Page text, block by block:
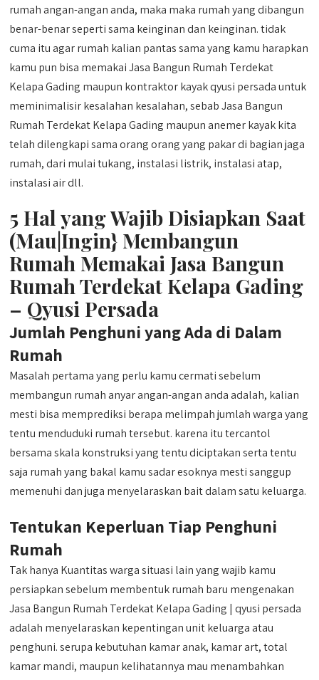
rumah angan-angan anda, maka maka rumah yang dibangun
benar-benar seperti sama keinginan dan keinginan. tidak
cuma itu agar rumah kalian pantas sama yang kamu harapkan
kamu pun bisa memakai Jasa Bangun Rumah Terdekat
Kelapa Gading maupun kontraktor kayak qyusi persada untuk
meminimalisir kesalahan kesalahan, sebab Jasa Bangun
Rumah Terdekat Kelapa Gading maupun anemer kayak kita
telah dilengkapi sama orang orang yang pakar di bagian jaga
rumah, dari mulai tukang, instalasi listrik, instalasi atap,
instalasi air dll.
5 Hal yang Wajib Disiapkan Saat
(Mau|Ingin} Membangun
Rumah Memakai Jasa Bangun
Rumah Terdekat Kelapa Gading
– Qyusi Persada
Jumlah Penghuni yang Ada di Dalam
Rumah
Masalah pertama yang perlu kamu cermati sebelum
membangun rumah anyar angan-angan anda adalah, kalian
mesti bisa memprediksi berapa melimpah jumlah warga yang
tentu menduduki rumah tersebut. karena itu tercantol
bersama skala konstruksi yang tentu diciptakan serta tentu
saja rumah yang bakal kamu sadar esoknya mesti sanggup
memenuhi dan juga menyelaraskan bait dalam satu keluarga.
Tentukan Keperluan Tiap Penghuni
Rumah
Tak hanya Kuantitas warga situasi lain yang wajib kamu
persiapkan sebelum membentuk rumah baru mengenakan
Jasa Bangun Rumah Terdekat Kelapa Gading | qyusi persada
adalah menyelaraskan kepentingan unit keluarga atau
penghuni. serupa kebutuhan kamar anak, kamar art, total
kamar mandi, maupun kelihatannya mau menambahkan